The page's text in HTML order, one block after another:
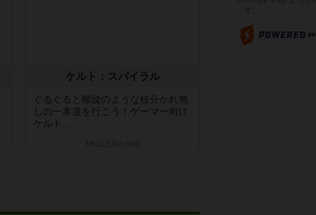
ケルト：スパイラル
ぐるぐると螺旋のような枝分かれ無
しの一本道を行こう！ゲーマー向け
ケルト...